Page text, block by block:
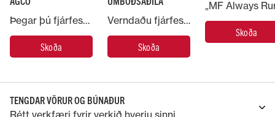
Þegar þú fjárfestir í Massey Ferguson vél nýtur þú þjónustu AGCO, stærsta framleiðanda landbúnaðarvéla á heimsvísu.
Skoða
Verndaðu fjárfestingu þína í Massey Ferguson-vélinni með því að setja hana í hendur sérfræðinga.
Skoða
Skoða
TENGDAR VÖRUR OG BÚNAÐUR